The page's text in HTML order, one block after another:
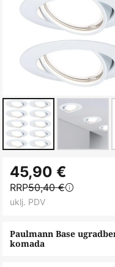
to
the
beginning
the
images
Paulmann Base
komada
45,90 €
RRP50,40 €
uklj. PDV